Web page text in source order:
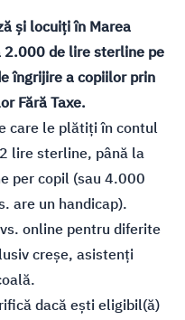
și locuiți în Marea
2.000 de lire sterline pe
îngrijire a copiilor prin
Fără Taxe.
care le plătiți în contul
lire sterline, până la
per copil (sau 4.000
are un handicap).
online pentru diferite
creșe, asistenți
dacă ești eligibil(ă)